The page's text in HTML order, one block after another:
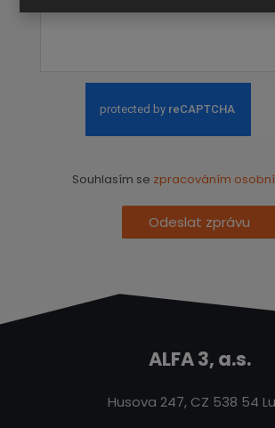
Odeslat zprávu
Souhlasím se zpracováním
ALFA 3, a.s.
Husova 247, CZ 538 54